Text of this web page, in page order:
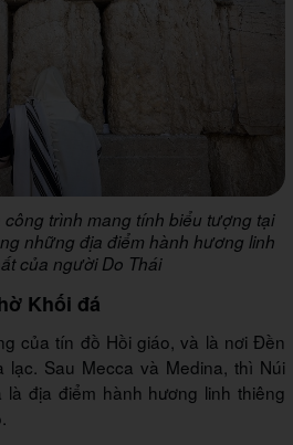
trình mang tính biểu tượng tại
những địa điểm hành hương linh
của người Do Thái
Khối đá
của tín đồ Hồi giáo, và là nơi Đền
lạc. Sau Mecca và Medina, thì Núi
địa điểm hành hương linh thiêng